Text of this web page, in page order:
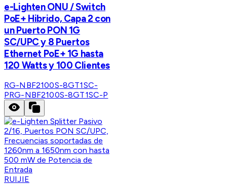
e-Lighten ONU / Switch
PoE+ Hibrido, Capa 2 con
un Puerto PON 1G
SC/UPC y 8 Puertos
Ethernet PoE+ 1G hasta
120 Watts y 100 Clientes
RG-NBF2100S-8GT1SC-
PRG-NBF2100S-8GT1SC-P
RUIJIE